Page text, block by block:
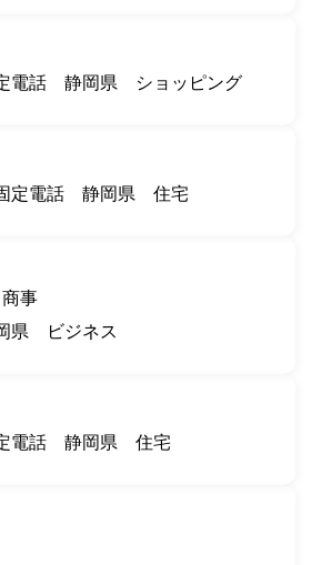
電話 静岡県 ショッピング
定電話 静岡県 住宅
事
県 ビジネス
電話 静岡県 住宅